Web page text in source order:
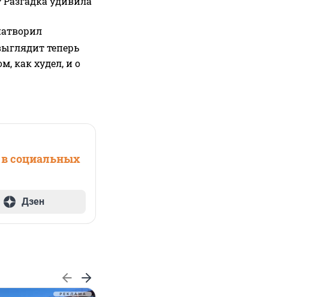
теперь
как худел, и о
социальных
Дзен